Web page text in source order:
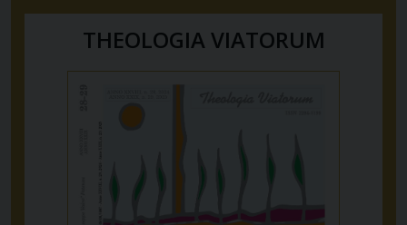
THEOLOGIA VIATORUM